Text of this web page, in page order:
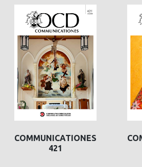
COMMUNICATIONES
420